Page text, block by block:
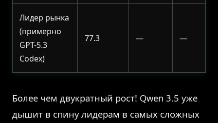
Лидер рынка
(примерно
GPT-5.3
Codex)
77.3 — —
Более чем двукратный рост! Qwen 3.5 уже
дышит в спину лидерам в самых сложных